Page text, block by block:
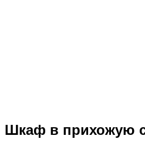
Шкаф в прихожую